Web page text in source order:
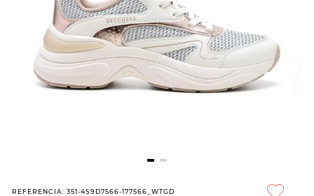
REFERENCIA: 351-4S9D7566-177566_WTGD
5.
botas mujer
6.
americansport
7.
sandalias
hitec